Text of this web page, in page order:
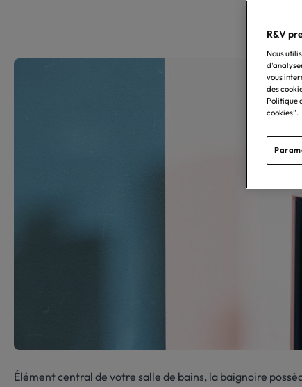
Élément central de votre salle de bains, la baignoire
R&V
Nous
vous
des
Politique
cookies”.